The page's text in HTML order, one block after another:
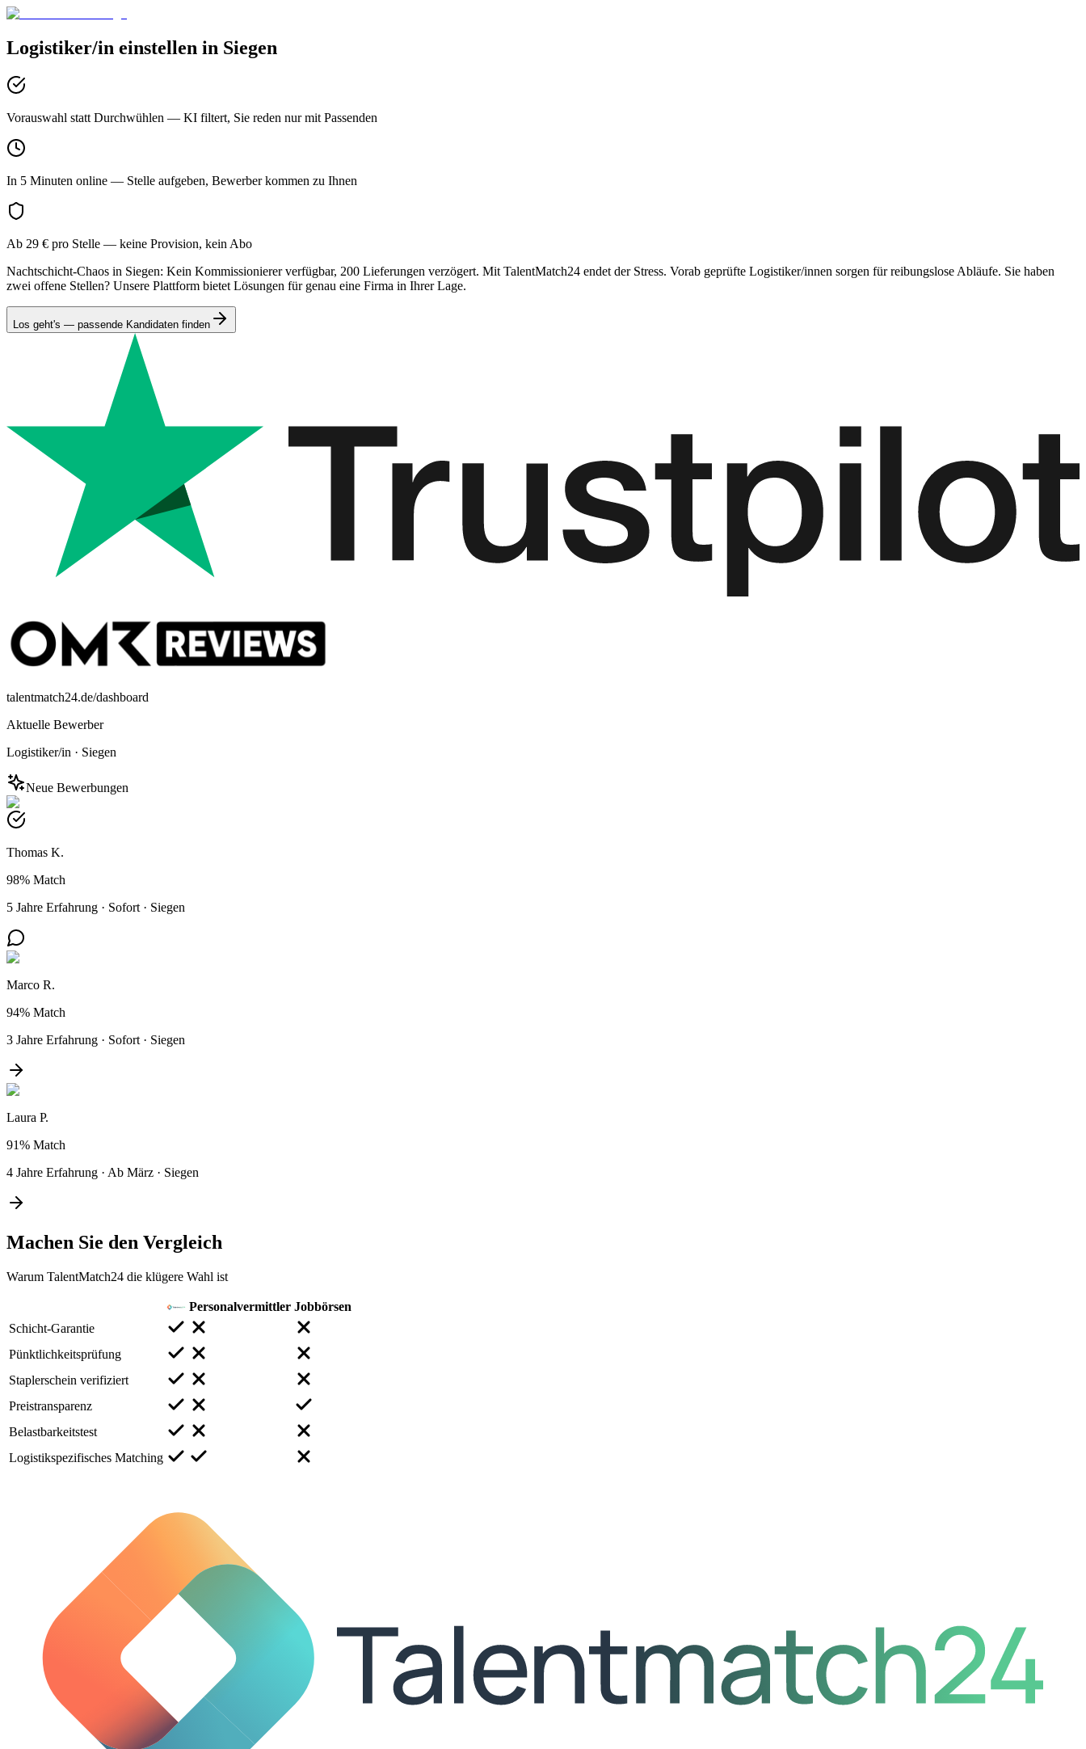
Logistiker/in einstellen in Siegen
Vorauswahl statt Durchwühlen — KI filtert, Sie reden nur mit Passenden
In 5 Minuten online — Stelle aufgeben, Bewerber kommen zu Ihnen
Ab 29 € pro Stelle — keine Provision, kein Abo
Nachtschicht-Chaos in Siegen: Kein Kommissionierer verfügbar, 200 Lieferungen verzögert. Mit TalentMatch24 endet der Stress. Vorab geprüfte Logistiker/innen sorgen für reibungslose Abläufe. Sie haben
zwei offene Stellen? Unsere Plattform bietet Lösungen für genau eine Firma in Ihrer Lage.
Los geht's — passende Kandidaten finden
talentmatch24.de/dashboard
Aktuelle Bewerber
Logistiker/in · Siegen
Neue Bewerbungen
Thomas K.
98% Match
5 Jahre Erfahrung · Sofort · Siegen
Marco R.
94% Match
3 Jahre Erfahrung · Sofort · Siegen
Laura P.
91% Match
4 Jahre Erfahrung · Ab März · Siegen
Machen Sie den Vergleich
Warum TalentMatch24 die klügere Wahl ist
Personalvermittler Jobbörsen
Schicht-Garantie
Pünktlichkeitsprüfung
Staplerschein verifiziert
Preistransparenz
Belastbarkeitstest
Logistikspezifisches Matching